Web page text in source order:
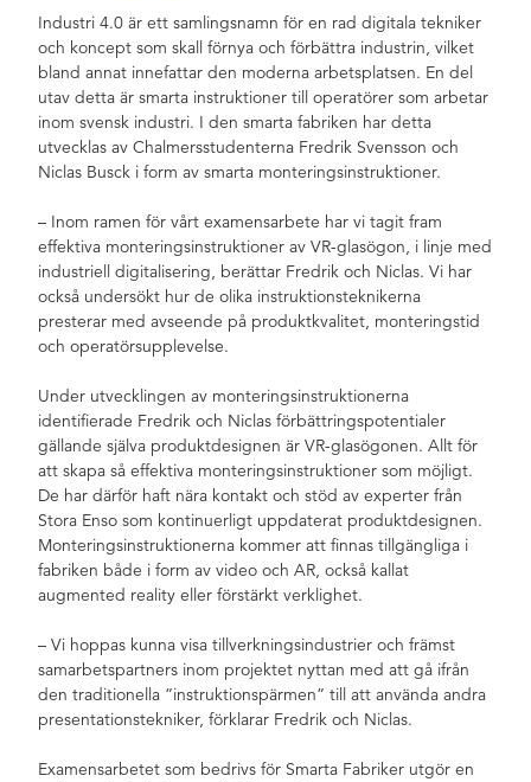
Industri 4.0 är ett samlingsnamn för en rad digitala tekniker
och koncept som skall förnya och förbättra industrin, vilket
bland annat innefattar den moderna arbetsplatsen. En del
utav detta är smarta instruktioner till operatörer som arbetar
inom svensk industri. I den smarta fabriken har detta
utvecklas av Chalmersstudenterna Fredrik Svensson och
Niclas Busck i form av smarta monteringsinstruktioner.
– Inom ramen för vårt examensarbete har vi tagit fram
effektiva monteringsinstruktioner av VR-glasögon, i linje med
industriell digitalisering, berättar Fredrik och Niclas. Vi har
också undersökt hur de olika instruktionsteknikerna
presterar med avseende på produktkvalitet, monteringstid
och operatörsupplevelse.
Under utvecklingen av monteringsinstruktionerna
identifierade Fredrik och Niclas förbättringspotentialer
gällande själva produktdesignen är VR-glasögonen. Allt för
att skapa så effektiva monteringsinstruktioner som möjligt.
De har därför haft nära kontakt och stöd av experter från
Stora Enso som kontinuerligt uppdaterat produktdesignen.
Monteringsinstruktionerna kommer att finnas tillgängliga i
fabriken både i form av video och AR, också kallat
augmented reality eller förstärkt verklighet.
– Vi hoppas kunna visa tillverkningsindustrier och främst
samarbetspartners inom projektet nyttan med att gå ifrån
den traditionella ”instruktionspärmen” till att använda andra
presentationstekniker, förklarar Fredrik och Niclas.
Examensarbetet som bedrivs för Smarta Fabriker utgör en